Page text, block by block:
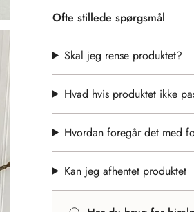
"minimum_of"=>"Minimum
quantity
}}",
"maximum_of"=>"Maximum
quantity
}}"}
Ofte stillede spørgsmål
Skal jeg rense produktet?
Hvad hvis produktet ikke
Hvordan foregår det med
Kan jeg afhentet produktet